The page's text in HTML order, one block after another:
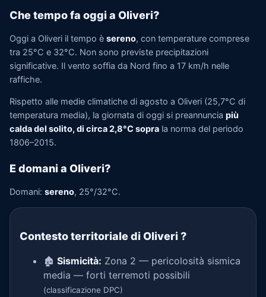
Che tempo fa oggi a Oliveri?
Oggi a Oliveri il tempo è sereno, con temperature comprese
tra 25°C e 32°C. Non sono previste precipitazioni
significative. Il vento soffia da Nord fino a 17 km/h nelle
raffiche.
Rispetto alle medie climatiche di agosto a Oliveri (25,7°C di
temperatura media), la giornata di oggi si preannuncia più
calda del solito, di circa 2,8°C sopra la norma del periodo
1806–2015.
E domani a Oliveri?
Domani: sereno, 25°/32°C.
Contesto territoriale di Oliveri ?
🏚️ Sismicità: Zona 2 — pericolosità sismica
media — forti terremoti possibili
(classificazione DPC)